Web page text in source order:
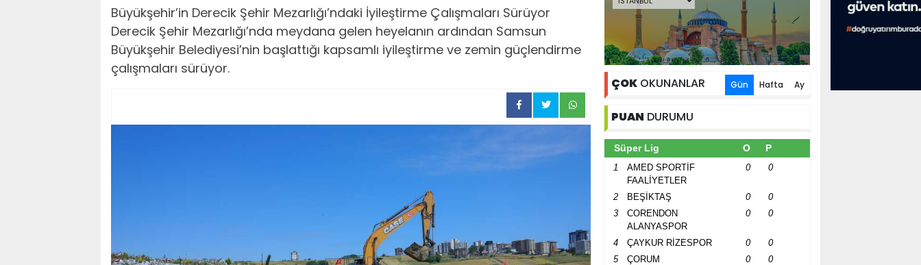
Büyükşehir’in Derecik Şehir Mezarlığı’ndaki İyileştirme Çalışmaları Sürüyor
Derecik Şehir Mezarlığı’nda meydana gelen heyelanın ardından Samsun
Büyükşehir Belediyesi’nin başlattığı kapsamlı iyileştirme ve zemin güçlendirme
çalışmaları sürüyor.
ÇOK OKUNANLAR Gün Hafta Ay
PUAN DURUMU
Süper Lig O P
1
AMED SPORTİF
FAALİYETLER
0 0
2 BEŞİKTAŞ 0
0
3
CORENDON
ALANYASPOR
0 0
4 ÇAYKUR RİZESPOR 0
0
5
ÇORUM 0
0